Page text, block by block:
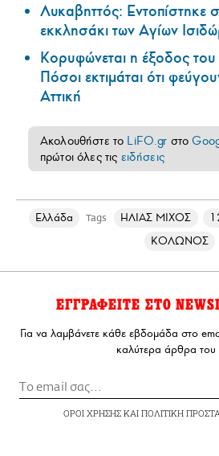
Λυκαβηττός: Εντοπίστηκε
εκκλησάκι των Αγίων
Κορυφώνεται η έξοδος
Πόσοι εκτιμάται ότι
Αττική
Ακολουθήστε το LiFO.gr στο
πρώτοι όλες τις ειδήσεις
Ελλάδα Tags ΗΛΙΑΣ ΜΙΧΟΣ
ΚΟΛΩΝΟΣ
ΕΓΓΡΑΦΕΙΤΕ ΣΤΟ
Για να λαμβάνετε κάθε εβδομάδα στο
καλύτερα άρθρα του
ΟΡΟΙ ΧΡΗΣΗΣΚΑΙ ΠΟΛΙΤΙΚΗ